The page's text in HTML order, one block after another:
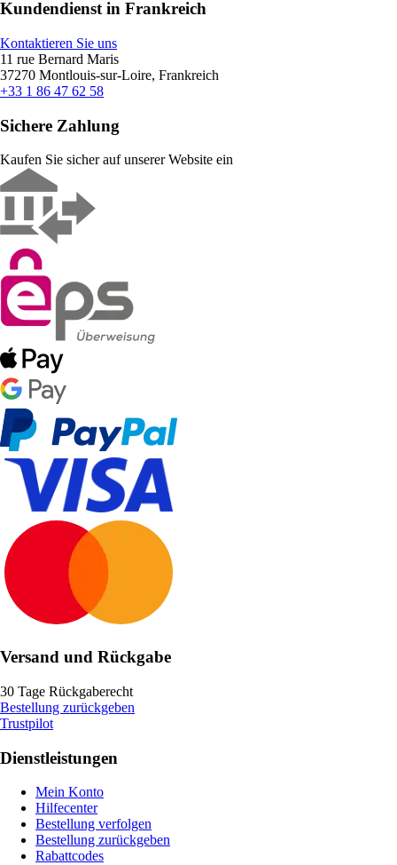
Kundendienst in Frankreich
Kontaktieren Sie uns
11 rue Bernard Maris
37270 Montlouis-sur-Loire, Frankreich
+33 1 86 47 62 58
Sichere Zahlung
Kaufen Sie sicher auf unserer Website ein
Versand und Rückgabe
30 Tage Rückgaberecht
Bestellung zurückgeben
Trustpilot
Dienstleistungen
Mein Konto
Hilfecenter
Bestellung verfolgen
Bestellung zurückgeben
Rabattcodes